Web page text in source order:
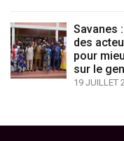
Savanes
des
pour
sur le
19 JUILLET